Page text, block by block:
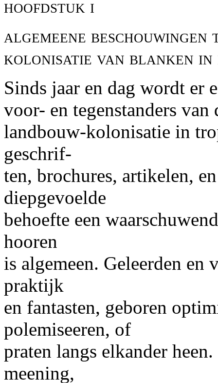
hoofdstuk i
algemeene
kolonisatie van blanken in
Sinds jaar en dag wordt er
voor- en tegenstanders
landbouw-kolonisatie in
geschrif-
ten, brochures, artikelen,
diepgevoelde
behoefte een
hooren
is algemeen. Geleerden en
praktijk
en fantasten, geboren
polemiseeren, of
praten langs elkander
meening,